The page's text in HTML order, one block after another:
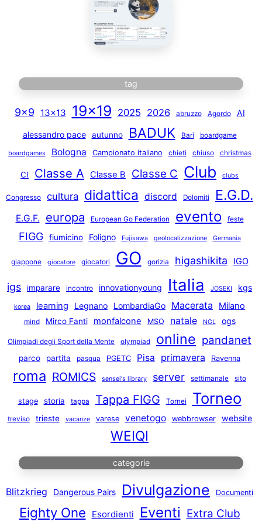
tag
9×9 13×13 19×19 2025 2026 abruzzo Agordo AI
alessandro pace autunno BADUK Bari boardgame
boardgames Bologna Campionato italiano chieti chiuso christmas
CI Classe A Classe B Classe C Club clubs
Congresso cultura didattica discord Dolomiti E.G.D.
E.G.F. europa European Go Federation evento feste
FIGG fiumicino Foligno Fujisawa geolocalizzazione Germania
giappone giocatore giocatori GO gorizia higashikita IGO
igs imparare incontro innovationyoung Italia JOSEKI kgs
korea learning Legnano LombardiaGo Macerata Milano
mind Mirco Fanti monfalcone MSO natale NGL ogs
Olimpiadi degli Sport della Mente olympiad online pandanet
parco partita pasqua PGETC Pisa primavera Ravenna
roma ROMICS sensei's library server settimanale sito
stage storia tappa Tappa FIGG Tornei Torneo
treviso trieste vacanze varese venetogo webbrowser website
WEIQI
categorie
Blitzkrieg Dangerous Pairs Divulgazione Documenti
Eighty One Esordienti Eventi Extra Club